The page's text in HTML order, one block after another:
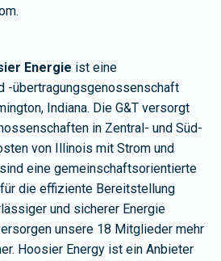
Energie ist eine
-übertragungsgenossenschaft
Indiana. Die G&T versorgt
in Zentral- und Süd-
von Illinois mit Strom und
eine gemeinschaftsorientierte
die effiziente Bereitstellung
und sicherer Energie
unsere 18 Mitglieder mehr
Hoosier Energy ist ein Anbieter